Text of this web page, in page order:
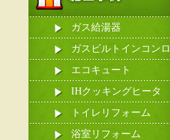
ガス給湯器
ガスビルトインコンロ
エコキュート
IHクッキングヒータ
ー
トイレリフォーム
浴室リフォーム